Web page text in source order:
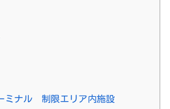
ミナル 制限エリア内施設